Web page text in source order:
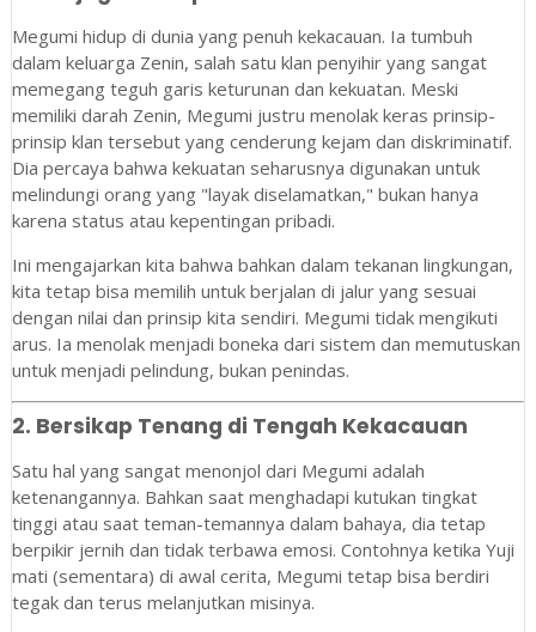
Megumi hidup di dunia yang penuh kekacauan. Ia tumbuh
dalam keluarga Zenin, salah satu klan penyihir yang sangat
memegang teguh garis keturunan dan kekuatan. Meski
memiliki darah Zenin, Megumi justru menolak keras prinsip-
prinsip klan tersebut yang cenderung kejam dan diskriminatif.
Dia percaya bahwa kekuatan seharusnya digunakan untuk
melindungi orang yang "layak diselamatkan," bukan hanya
karena status atau kepentingan pribadi.
Ini mengajarkan kita bahwa bahkan dalam tekanan lingkungan,
kita tetap bisa memilih untuk berjalan di jalur yang sesuai
dengan nilai dan prinsip kita sendiri. Megumi tidak mengikuti
arus. Ia menolak menjadi boneka dari sistem dan memutuskan
untuk menjadi pelindung, bukan penindas.
2. Bersikap Tenang di Tengah Kekacauan
Satu hal yang sangat menonjol dari Megumi adalah
ketenangannya. Bahkan saat menghadapi kutukan tingkat
tinggi atau saat teman-temannya dalam bahaya, dia tetap
berpikir jernih dan tidak terbawa emosi. Contohnya ketika Yuji
mati (sementara) di awal cerita, Megumi tetap bisa berdiri
tegak dan terus melanjutkan misinya.